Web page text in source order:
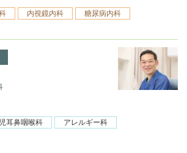
内視鏡内科 糖尿病内科
耳鼻咽喉科
アレルギー科